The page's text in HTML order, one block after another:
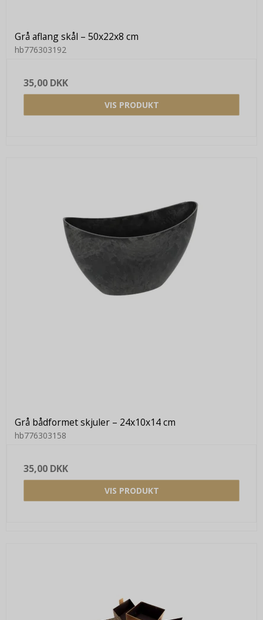
Grå aflang skål – 50x22x8 cm
hb776303192
35,00 DKK
VIS PRODUKT
Grå bådformet skjuler – 24x10x14 cm
hb776303158
35,00 DKK
VIS PRODUKT